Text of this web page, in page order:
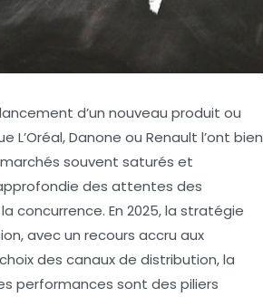
d’un nouveau produit ou
Danone ou Renault l’ont bien
souvent saturés et
des attentes des
concurrence. En 2025, la stratégie
avec un recours accru aux
des canaux de distribution, la
performances sont des piliers